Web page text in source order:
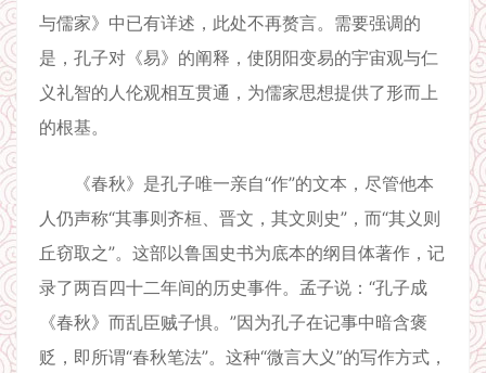
与儒家》中已有详述，此处不再赘言。需要强调的
是，孔子对《易》的阐释，使阴阳变易的宇宙观与仁
义礼智的人伦观相互贯通，为儒家思想提供了形而上
的根基。
《春秋》是孔子唯一亲自“作”的文本，尽管他本
人仍声称“其事则齐桓、晋文，其文则史”，而“其义则
丘窃取之”。这部以鲁国史书为底本的纲目体著作，记
录了两百四十二年间的历史事件。孟子说：“孔子成
《春秋》而乱臣贼子惧。”因为孔子在记事中暗含褒
贬，即所谓“春秋笔法”。这种“微言大义”的写作方式，